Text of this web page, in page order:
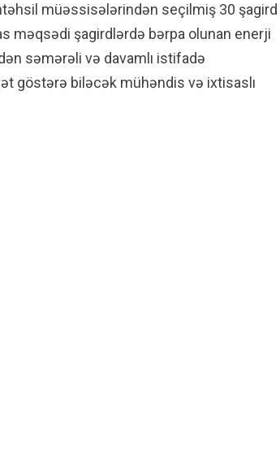
müəssisələrindən seçilmiş 30 şagird
məqsədi şagirdlərdə bərpa olunan enerji
səmərəli və davamlı istifadə
göstərə biləcək mühəndis və ixtisaslı